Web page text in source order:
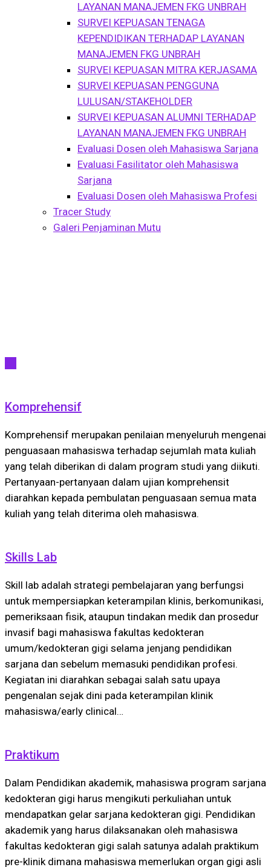
LAYANAN MANAJEMEN FKG UNBRAH
SURVEI KEPUASAN TENAGA
KEPENDIDIKAN TERHADAP LAYANAN
MANAJEMEN FKG UNBRAH
SURVEI KEPUASAN MITRA KERJASAMA
SURVEI KEPUASAN PENGGUNA
LULUSAN/STAKEHOLDER
SURVEI KEPUASAN ALUMNI TERHADAP
LAYANAN MANAJEMEN FKG UNBRAH
Evaluasi Dosen oleh Mahasiswa Sarjana
Evaluasi Fasilitator oleh Mahasiswa
Sarjana
Evaluasi Dosen oleh Mahasiswa Profesi
Tracer Study
Galeri Penjaminan Mutu
Komprehensif
Komprehensif merupakan penilaian menyeluruh mengenai
penguasaan mahasiswa terhadap sejumlah mata kuliah
yang telah diberikan di dalam program studi yang diikuti.
Pertanyaan-pertanyaan dalam ujian komprehensit
diarahkan kepada pembulatan penguasaan semua mata
kuliah yang telah diterima oleh mahasiswa.
Skills Lab
Skill lab adalah strategi pembelajaran yang berfungsi
untuk mempersiapkan keterampilan klinis, berkomunikasi,
pemeriksaan fisik, ataupun tindakan medik dan prosedur
invasif bagi mahasiswa fakultas kedokteran
umum/kedokteran gigi selama jenjang pendidikan
sarjana dan sebelum memasuki pendidikan profesi.
Kegiatan ini diarahkan sebagai salah satu upaya
pengenalan sejak dini pada keterampilan klinik
mahasiswa/early clinical…
Praktikum
Dalam Pendidikan akademik, mahasiswa program sarjana
kedokteran gigi harus mengikuti perkuliahan untuk
mendapatkan gelar sarjana kedokteran gigi. Pendidikan
akademik yang harus dilaksanakan oleh mahasiswa
fakultas kedokteran gigi salah satunya adalah praktikum
pre-klinik dimana mahasiswa memerlukan organ gigi asli